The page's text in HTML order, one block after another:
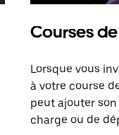
Courses
Lorsque vous
à votre course
peut ajouter
charge ou de